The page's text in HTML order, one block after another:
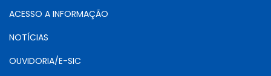
ACESSO A INFORMAÇÃO
NOTÍCIAS
OUVIDORIA/E-SIC